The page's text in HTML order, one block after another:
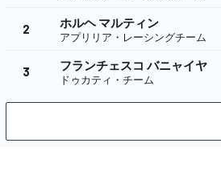
2 ホルヘ マルティン
アプリリア・レーシングチーム
3 フランチェスコ バニャイヤ
ドゥカティ・チーム